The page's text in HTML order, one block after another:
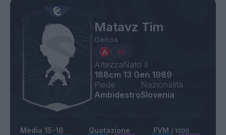
Matavz Tim
Genoa
Altezza
188cm
Nato il
13 Gen 1989
Piede
Ambidestro
Nazionalità
Slovenia
Media 15-16 Quotazione FVM / 1000